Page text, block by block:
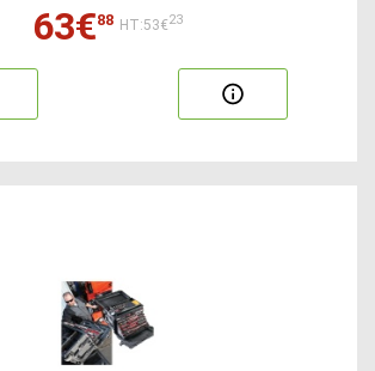
63€88 HT:53€23